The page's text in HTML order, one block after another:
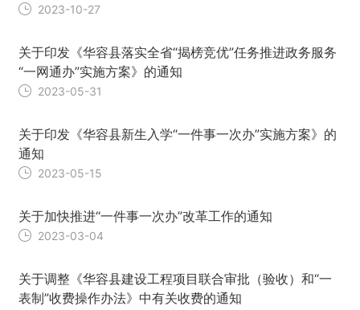
2023-10-27
关于印发《华容县落实全省“揭榜竞优”任务推进政务服务
“一网通办”实施方案》的通知
2023-05-31
关于印发《华容县新生入学“一件事一次办”实施方案》的
通知
2023-05-15
关于加快推进“一件事一次办”改革工作的通知
2023-03-04
关于调整《华容县建设工程项目联合审批（验收）和“一
表制”收费操作办法》中有关收费的通知